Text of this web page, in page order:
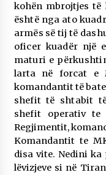
kohën mbrojtjes të
është nga ato
armës së tij të
oficer kuadër një
maturi e
larta në forcat e
komandantit të
shefit të shtabit
shefit operativ
Regjimentit,
Komandantit te
disa vite. Nedini
lëvizjeve si në